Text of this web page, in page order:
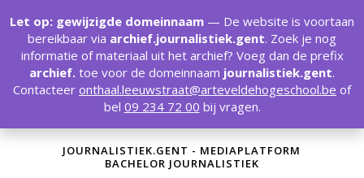
JOURNALISTIEK.GENT - MEDIAPLATFORM
BACHELOR JOURNALISTIEK
Let op: gewijzigde domeinnaam — De website is voortaan
bereikbaar via archief.journalistiek.gent. Zoek je nog
informatie of materiaal uit het archief? Voeg dan de prefix
archief. toe voor de domeinnaam journalistiek.gent.
Contacteer onthaal.leeuwstraat@arteveldehogeschool.be of
bel 09 234 72 00 bij vragen.